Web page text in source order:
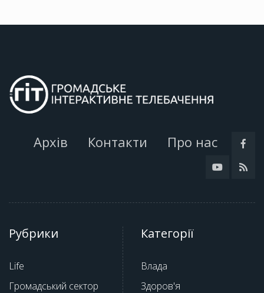
Архів Контакти Про нас
Рубрики
Life
Громадський сектор
Категорії
Влада
Здоров'я